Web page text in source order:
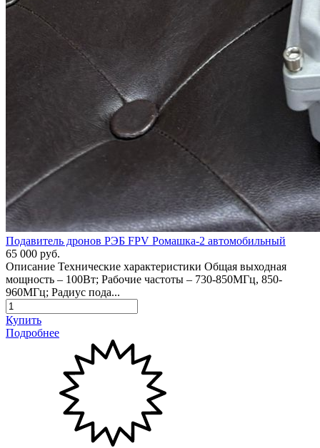
Подавитель дронов РЭБ FPV Ромашка-2 автомобильный
65 000 руб.
Описание Технические характеристики Общая выходная
мощность – 100Вт; Рабочие частоты – 730-850МГц, 850-
960МГц; Радиус пода...
Купить
Подробнее